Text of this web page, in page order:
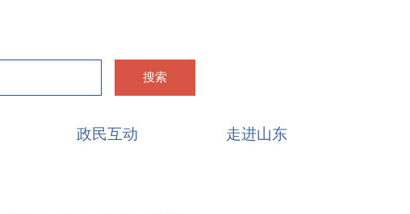
搜索
政民互动 走进山东